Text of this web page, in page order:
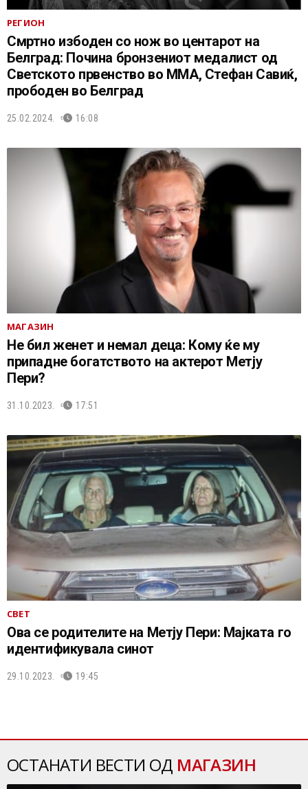
РЕГИОН
Смртно избоден со нож во центарот на
Белград: Почина бронзениот медалист од
Светското првенство во ММА, Стефан Савиќ,
прободен во Белград
25.02.2024. 16:08
МАГАЗИН
Не бил женет и немал деца: Кому ќе му
припадне богатството на актерот Метју
Пери?
31.10.2023. 17:51
СВЕТ
Oва се родителите на Метју Пери: Мајката го
идентификувала синот
29.10.2023. 19:45
ОСТАНАТИ ВЕСТИ ОД МАГАЗИН